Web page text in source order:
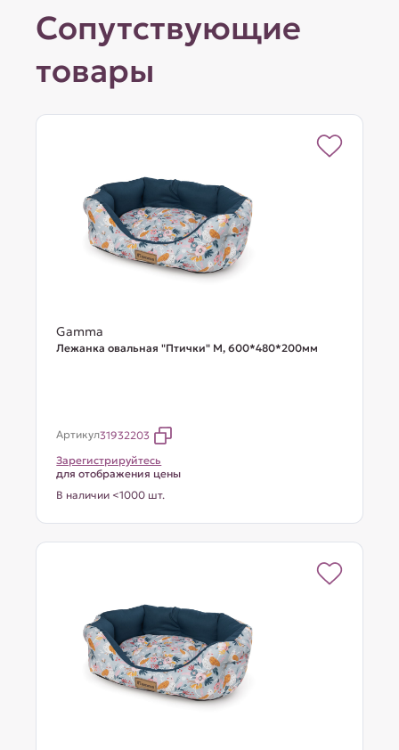
Сопутствующие
товары
Gamma
Лежанка овальная "Птички" М, 600*480*200мм
Артикул31932203
Зарегистрируйтесь
для отображения цены
В наличии <1000 шт.